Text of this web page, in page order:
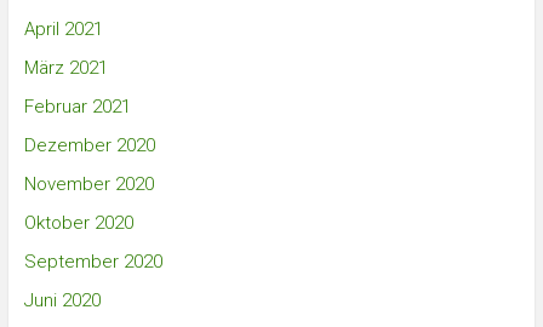
April 2021
März 2021
Februar 2021
Dezember 2020
November 2020
Oktober 2020
September 2020
Juni 2020